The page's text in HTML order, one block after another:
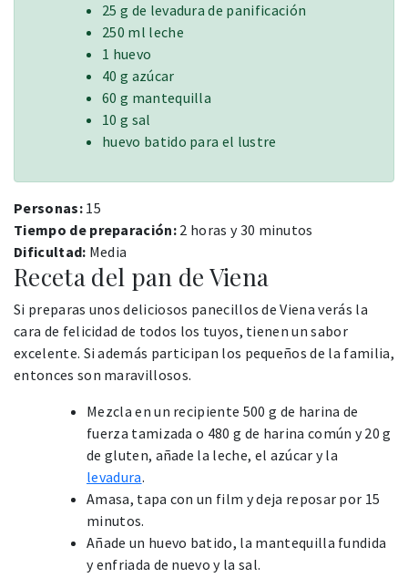
25 g de levadura de panificación
250 ml leche
1 huevo
40 g azúcar
60 g mantequilla
10 g sal
huevo batido para el lustre
Personas: 15
Tiempo de preparación: 2 horas y 30 minutos
Dificultad: Media
Receta del pan de Viena
Si preparas unos deliciosos panecillos de Viena verás la
cara de felicidad de todos los tuyos, tienen un sabor
excelente. Si además participan los pequeños de la familia,
entonces son maravillosos.
Mezcla en un recipiente 500 g de harina de
fuerza tamizada o 480 g de harina común y 20 g
de gluten, añade la leche, el azúcar y la
levadura.
Amasa, tapa con un film y deja reposar por 15
minutos.
Añade un huevo batido, la mantequilla fundida
y enfriada de nuevo y la sal.